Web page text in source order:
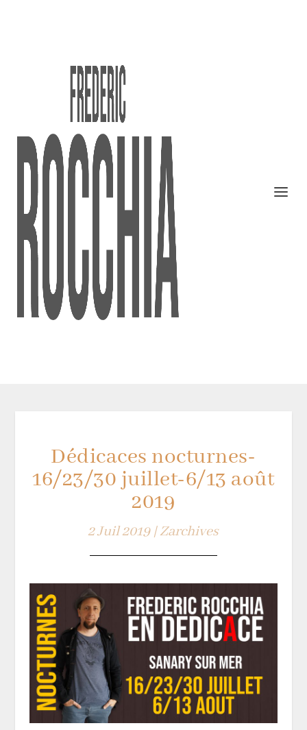
Dédicaces nocturnes-
16/23/30 juillet-6/13 août
2019
2 Juil 2019|Zarchives